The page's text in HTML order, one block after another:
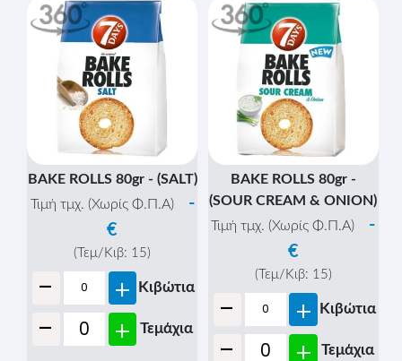
BAKE ROLLS 80gr - (SALT)
Τιμή τμχ. (Χωρίς Φ.Π.Α)
-
€
(Τεμ/Κιβ: 15)
- + Κιβώτια
- + Τεμάχια
BAKE ROLLS 80gr -
(SOUR CREAM & ONION)
Τιμή τμχ. (Χωρίς Φ.Π.Α)
-
€
(Τεμ/Κιβ: 15)
- + Κιβώτια
- + Τεμάχια